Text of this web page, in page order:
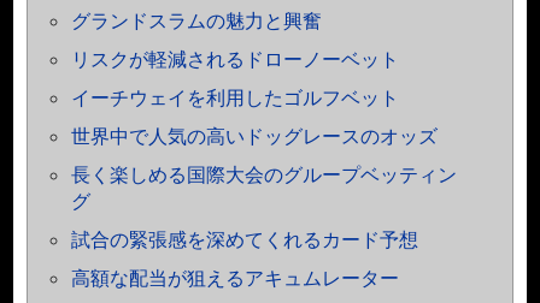
グランドスラムの魅力と興奮
リスクが軽減されるドローノーベット
イーチウェイを利用したゴルフベット
世界中で人気の高いドッグレースのオッズ
長く楽しめる国際大会のグループベッティン
グ
試合の緊張感を深めてくれるカード予想
高額な配当が狙えるアキュムレーター